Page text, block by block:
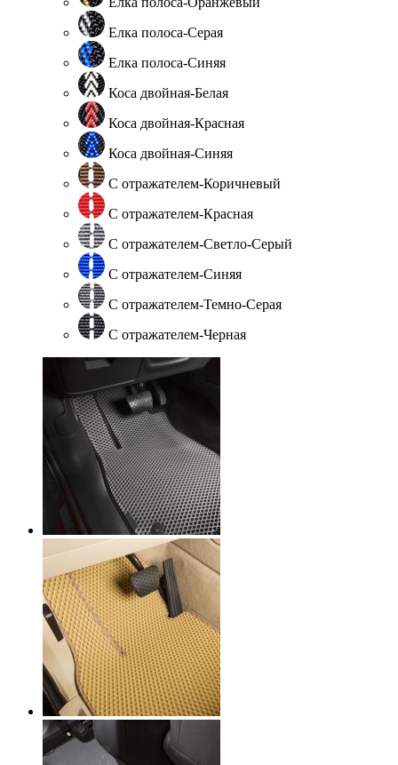
Елка полоса-Серая
Елка полоса-Синяя
Коса двойная-Белая
Коса двойная-Красная
Коса двойная-Синяя
С отражателем-Коричневый
С отражателем-Красная
С отражателем-Светло-Серый
С отражателем-Синяя
С отражателем-Темно-Серая
С отражателем-Черная